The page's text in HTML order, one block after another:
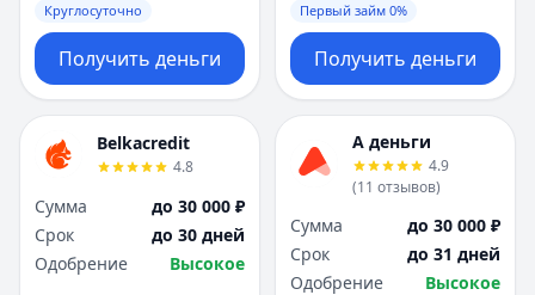
Круглосуточно
Получить деньги
Первый займ 0%
Получить деньги
Belkacredit
4.8
Сумма
до 30 000 ₽
Срок
до 30 дней
Одобрение
Высокое
А деньги
4.9
(11 отзывов)
Сумма
до 30 000 ₽
Срок
до 31 дней
Одобрение
Высокое